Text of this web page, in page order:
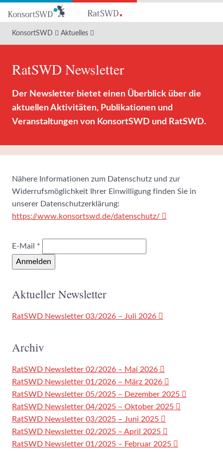
Hauptinhalt
KonsortSWD Aktuelles
RatSWD Newsletter
Der Newsletter bietet einen Überblick über die
aktuellen Aktivitäten, Publikationen und
Veranstaltungen von KonsortSWD und RatSWD.
Nähere Informationen zum Datenschutz und zur
Widerrufsmöglichkeit Ihrer Einwilligung finden Sie in
unserer Datenschutzerklärung:
https://www.konsortswd.de/datenschutz/
E-Mail *
Anmelden
Aktueller Newsletter
RatSWD Newsletter 03/2026 – Juli 2026
Archiv
RatSWD Newsletter 02/2026 – Mai 2026
RatSWD Newsletter 01/2026 – März 2026
RatSWD Newsletter 05/2025 – Dezember 2025
RatSWD Newsletter 04/2025 – Oktober 2025
RatSWD Newsletter 03/2025 – Juni 2025
RatSWD Newsletter 02/2025 – April 2025
RatSWD Newsletter 01/2025 – Februar 2025